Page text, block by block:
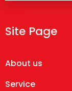
Site Page
About us
Service